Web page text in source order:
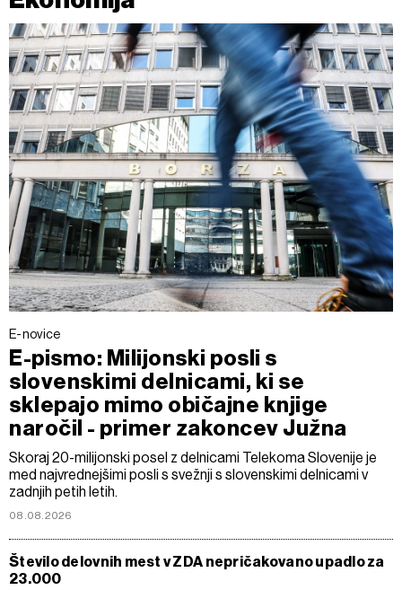
E-novice
E-pismo: Milijonski posli s
slovenskimi delnicami, ki se
sklepajo mimo običajne knjige
naročil - primer zakoncev Južna
Skoraj 20-milijonski posel z delnicami Telekoma Slovenije je
med najvrednejšimi posli s svežnji s slovenskimi delnicami v
zadnjih petih letih.
08.08.2026
Število delovnih mest v ZDA nepričakovano upadlo za
23.000